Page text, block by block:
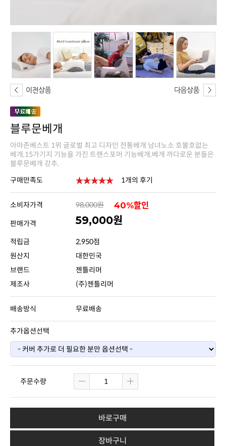
블루문베개
블루문베개 강추,
구매만족도
1개의 후기
소비자가격 98,000원 40%할인
판매가격 59,000원
적립금
2,950점
원산지
대한민국
브랜드
젠틀리머
제조사
(주)젠틀리머
배송방식 무료배송
추가옵션선택
주문수량
바로구매
장바구니